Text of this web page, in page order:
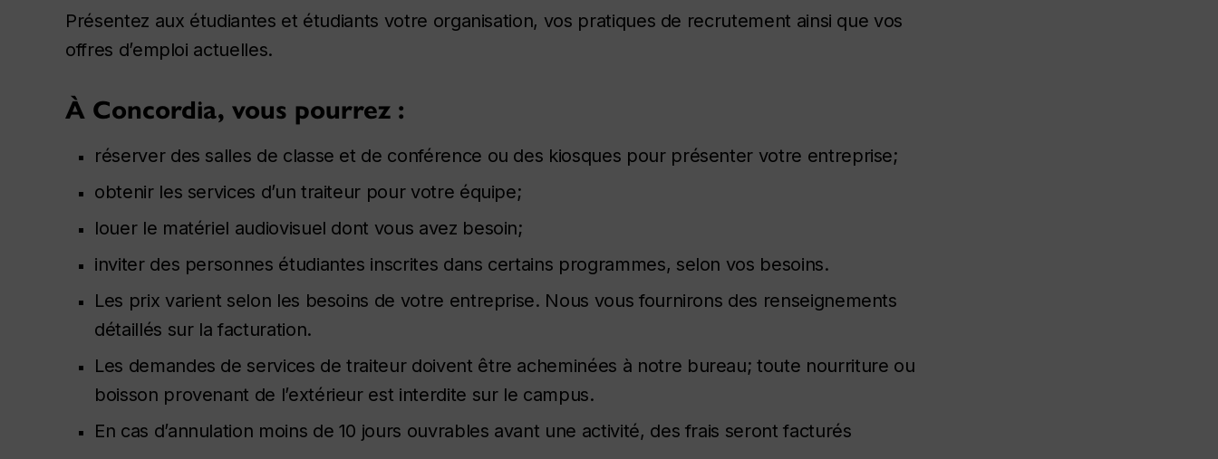
Présentez aux étudiantes et étudiants votre organisation, vos pratiques de recrutement ainsi que vos
offres d’emploi actuelles.
À Concordia, vous pourrez :
réserver des salles de classe et de conférence ou des kiosques pour présenter votre entreprise;
obtenir les services d’un traiteur pour votre équipe;
louer le matériel audiovisuel dont vous avez besoin;
inviter des personnes étudiantes inscrites dans certains programmes, selon vos besoins.
Les prix varient selon les besoins de votre entreprise. Nous vous fournirons des renseignements
détaillés sur la facturation.
Les demandes de services de traiteur doivent être acheminées à notre bureau; toute nourriture ou
boisson provenant de l’extérieur est interdite sur le campus.
En cas d’annulation moins de 10 jours ouvrables avant une activité, des frais seront facturés